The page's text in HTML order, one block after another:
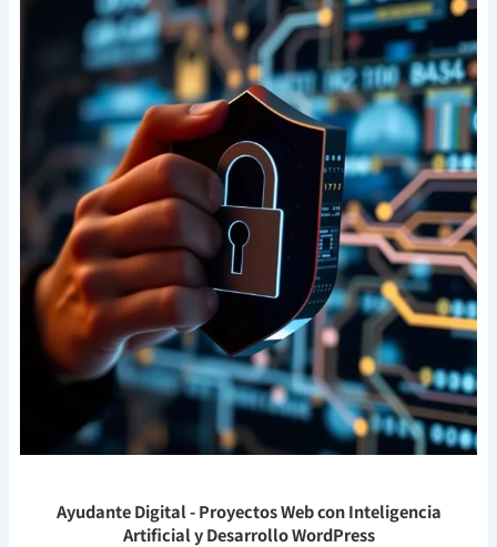
Ayudante Digital- Proyectos Web con Inteligencia
Artificial y Desarrollo WordPress